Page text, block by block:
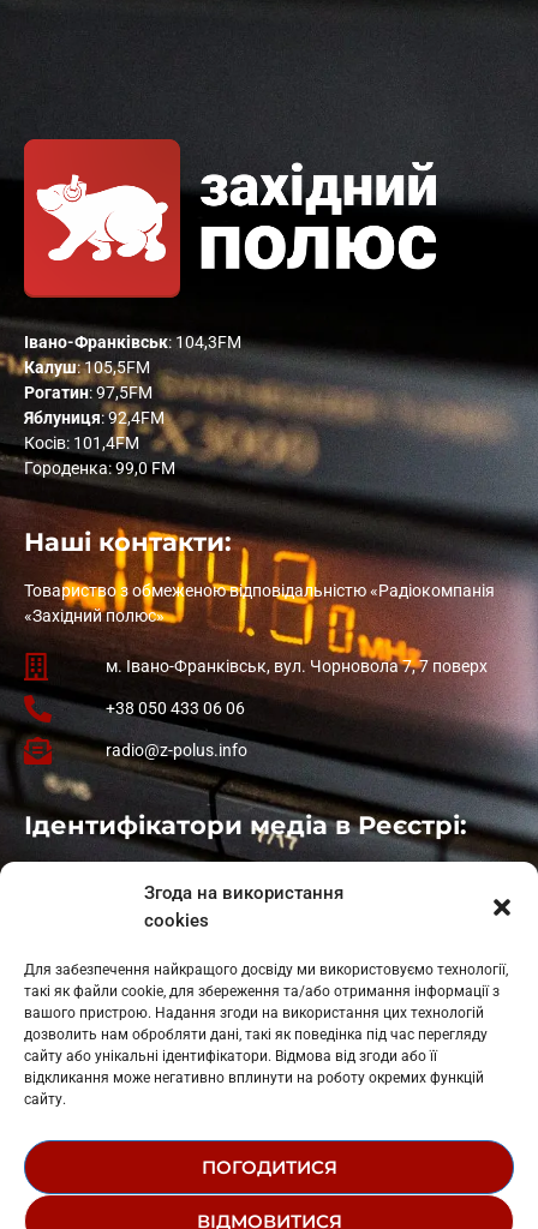
Згода на використання
cookies
Для забезпечення найкращого досвіду ми використовуємо технології,
такі як файли cookie, для збереження та/або отримання інформації з
вашого пристрою. Надання згоди на використання цих технологій
дозволить нам обробляти дані, такі як поведінка під час перегляду
сайту або унікальні ідентифікатори. Відмова від згоди або її
відкликання може негативно вплинути на роботу окремих функцій
сайту.
ПОГОДИТИСЯ
ВІДМОВИТИСЯ
Івано-Франківськ: 104,3FM
Калуш: 105,5FM
Рогатин: 97,5FM
Яблуниця: 92,4FM
Косів: 101,4FM
Городенка: 99,0 FM
Наші контакти:
Товариство з обмеженою відповідальністю «Радіокомпанія
«Західний полюс»
м. Івано-Франківськ, вул. Чорновола 7, 7 поверх
+38 050 433 06 06
radio@z-polus.info
Ідентифікатори медіа в Реєстрі:
: L11-01410
: L11-01801
Косів: L11-01805
Гарасимів: L11-02274
© 1995-2026 РК «ЗАХІДНИЙ ПОЛЮС»